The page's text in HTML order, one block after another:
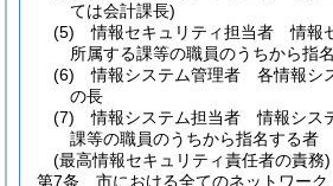
ては会計課長)
(5)
情報セキュリティ担当者 情報
所属する課等の職員のうちから指
(6)
情報システム管理者 各情報シ
の長
(7)
情報システム担当者 情報シス
課等の職員のうちから指名する者
(最高情報セキュリティ責任者の責務)
第7条
市における全てのネットワー